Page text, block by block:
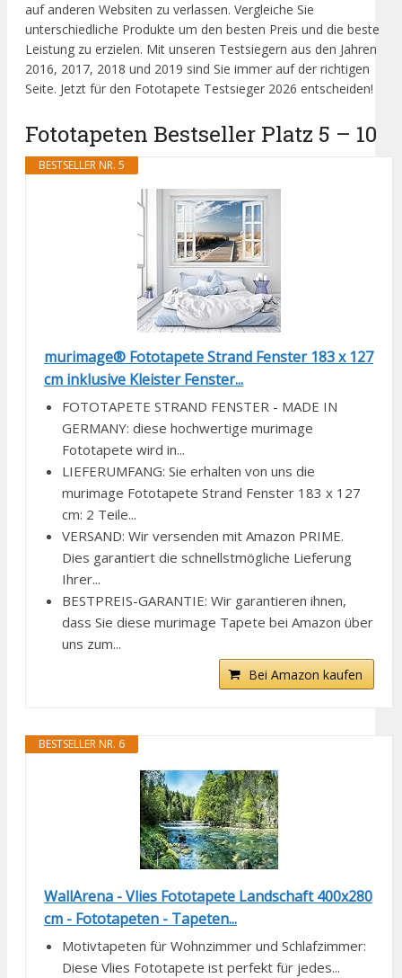
auf anderen Websiten zu verlassen. Vergleiche Sie
unterschiedliche Produkte um den besten Preis und die beste
Leistung zu erzielen. Mit unseren Testsiegern aus den Jahren
2016, 2017, 2018 und 2019 sind Sie immer auf der richtigen
Seite. Jetzt für den Fototapete Testsieger 2026 entscheiden!
Fototapeten Bestseller Platz 5 – 10
BESTSELLER NR. 5
murimage® Fototapete Strand Fenster 183 x 127
cm inklusive Kleister Fenster...
FOTOTAPETE STRAND FENSTER - MADE IN
GERMANY: diese hochwertige murimage
Fototapete wird in...
LIEFERUMFANG: Sie erhalten von uns die
murimage Fototapete Strand Fenster 183 x 127
cm: 2 Teile...
VERSAND: Wir versenden mit Amazon PRIME.
Dies garantiert die schnellstmögliche Lieferung
Ihrer...
BESTPREIS-GARANTIE: Wir garantieren ihnen,
dass Sie diese murimage Tapete bei Amazon über
uns zum...
Bei Amazon kaufen
BESTSELLER NR. 6
WallArena - Vlies Fototapete Landschaft 400x280
cm - Fototapeten - Tapeten...
Motivtapeten für Wohnzimmer und Schlafzimmer:
Diese Vlies Fototapete ist perfekt für jedes...